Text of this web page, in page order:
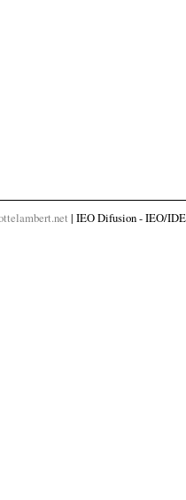
| IEO Difusion - IEO/